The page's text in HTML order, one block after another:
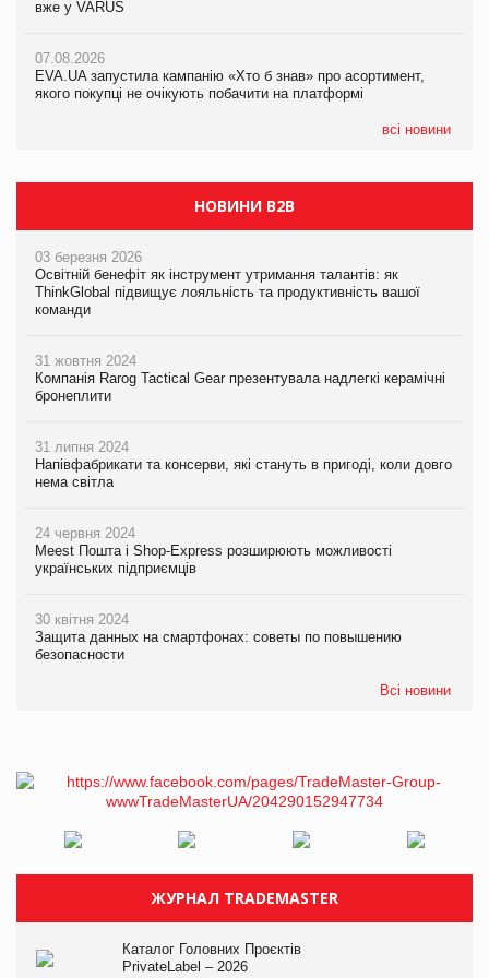
вже у VARUS
07.08.2026
EVA.UA запустила кампанію «Хто б знав» про асортимент,
якого покупці не очікують побачити на платформі
всі новини
Смачна новинка для хвостатих: у VARUS з’явилися паучі
05.08.2026
Мережа супермаркетів VARUS купує мережу магазинів
НОВИНИ B2B
03 березня 2026
Освітній бенефіт як інструмент утримання талантів: як
ThinkGlobal підвищує лояльність та продуктивність вашої
команди
31 жовтня 2024
Компанія Rarog Tactical Gear презентувала надлегкі керамічні
бронеплити
31 липня 2024
Напівфабрикати та консерви, які стануть в пригоді, коли довго
нема світла
24 червня 2024
Meest Пошта і Shop-Express розширюють можливості
українських підприємців
30 квітня 2024
Защита данных на смартфонах: советы по повышению
безопасности
Всі новини
ЖУРНАЛ TRADEMASTER
Каталог Головних Проєктів
PrivateLabel – 2026